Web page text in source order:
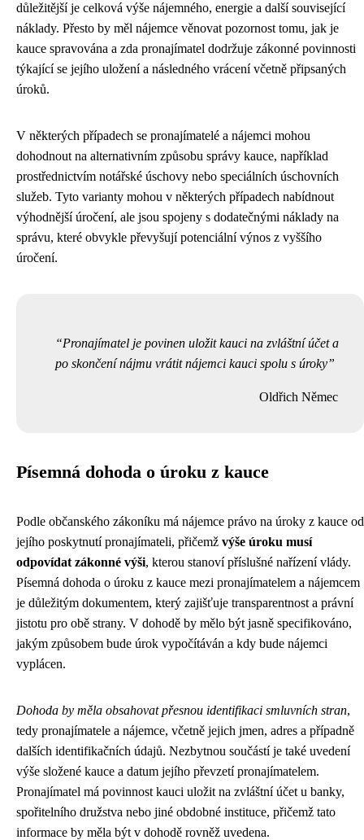
důležitější je celková výše nájemného, energie a další související
náklady. Přesto by měl nájemce věnovat pozornost tomu, jak je
kauce spravována a zda pronajímatel dodržuje zákonné povinnosti
týkající se jejího uložení a následného vrácení včetně připsaných
úroků.
V některých případech se pronajímatelé a nájemci mohou
dohodnout na alternativním způsobu správy kauce, například
prostřednictvím notářské úschovy nebo speciálních úschovních
služeb. Tyto varianty mohou v některých případech nabídnout
výhodnější úročení, ale jsou spojeny s dodatečnými náklady na
správu, které obvykle převyšují potenciální výnos z vyššího
úročení.
Pronajímatel je povinen uložit kauci na zvláštní účet a
po skončení nájmu vrátit nájemci kauci spolu s úroky
Oldřich Němec
Písemná dohoda o úroku z kauce
Podle občanského zákoníku má nájemce právo na úroky z kauce od
jejího poskytnutí pronajímateli, přičemž výše úroku musí
odpovídat zákonné výši, kterou stanoví příslušné nařízení vlády.
Písemná dohoda o úroku z kauce mezi pronajímatelem a nájemcem
je důležitým dokumentem, který zajišťuje transparentnost a právní
jistotu pro obě strany. V dohodě by mělo být jasně specifikováno,
jakým způsobem bude úrok vypočítáván a kdy bude nájemci
vyplácen.
Dohoda by měla obsahovat přesnou identifikaci smluvních stran,
tedy pronajímatele a nájemce, včetně jejich jmen, adres a případně
dalších identifikačních údajů. Nezbytnou součástí je také uvedení
výše složené kauce a datum jejího převzetí pronajímatelem.
Pronajímatel má povinnost kauci uložit na zvláštní účet u banky,
spořitelního družstva nebo jiné obdobné instituce, přičemž tato
informace by měla být v dohodě rovněž uvedena.